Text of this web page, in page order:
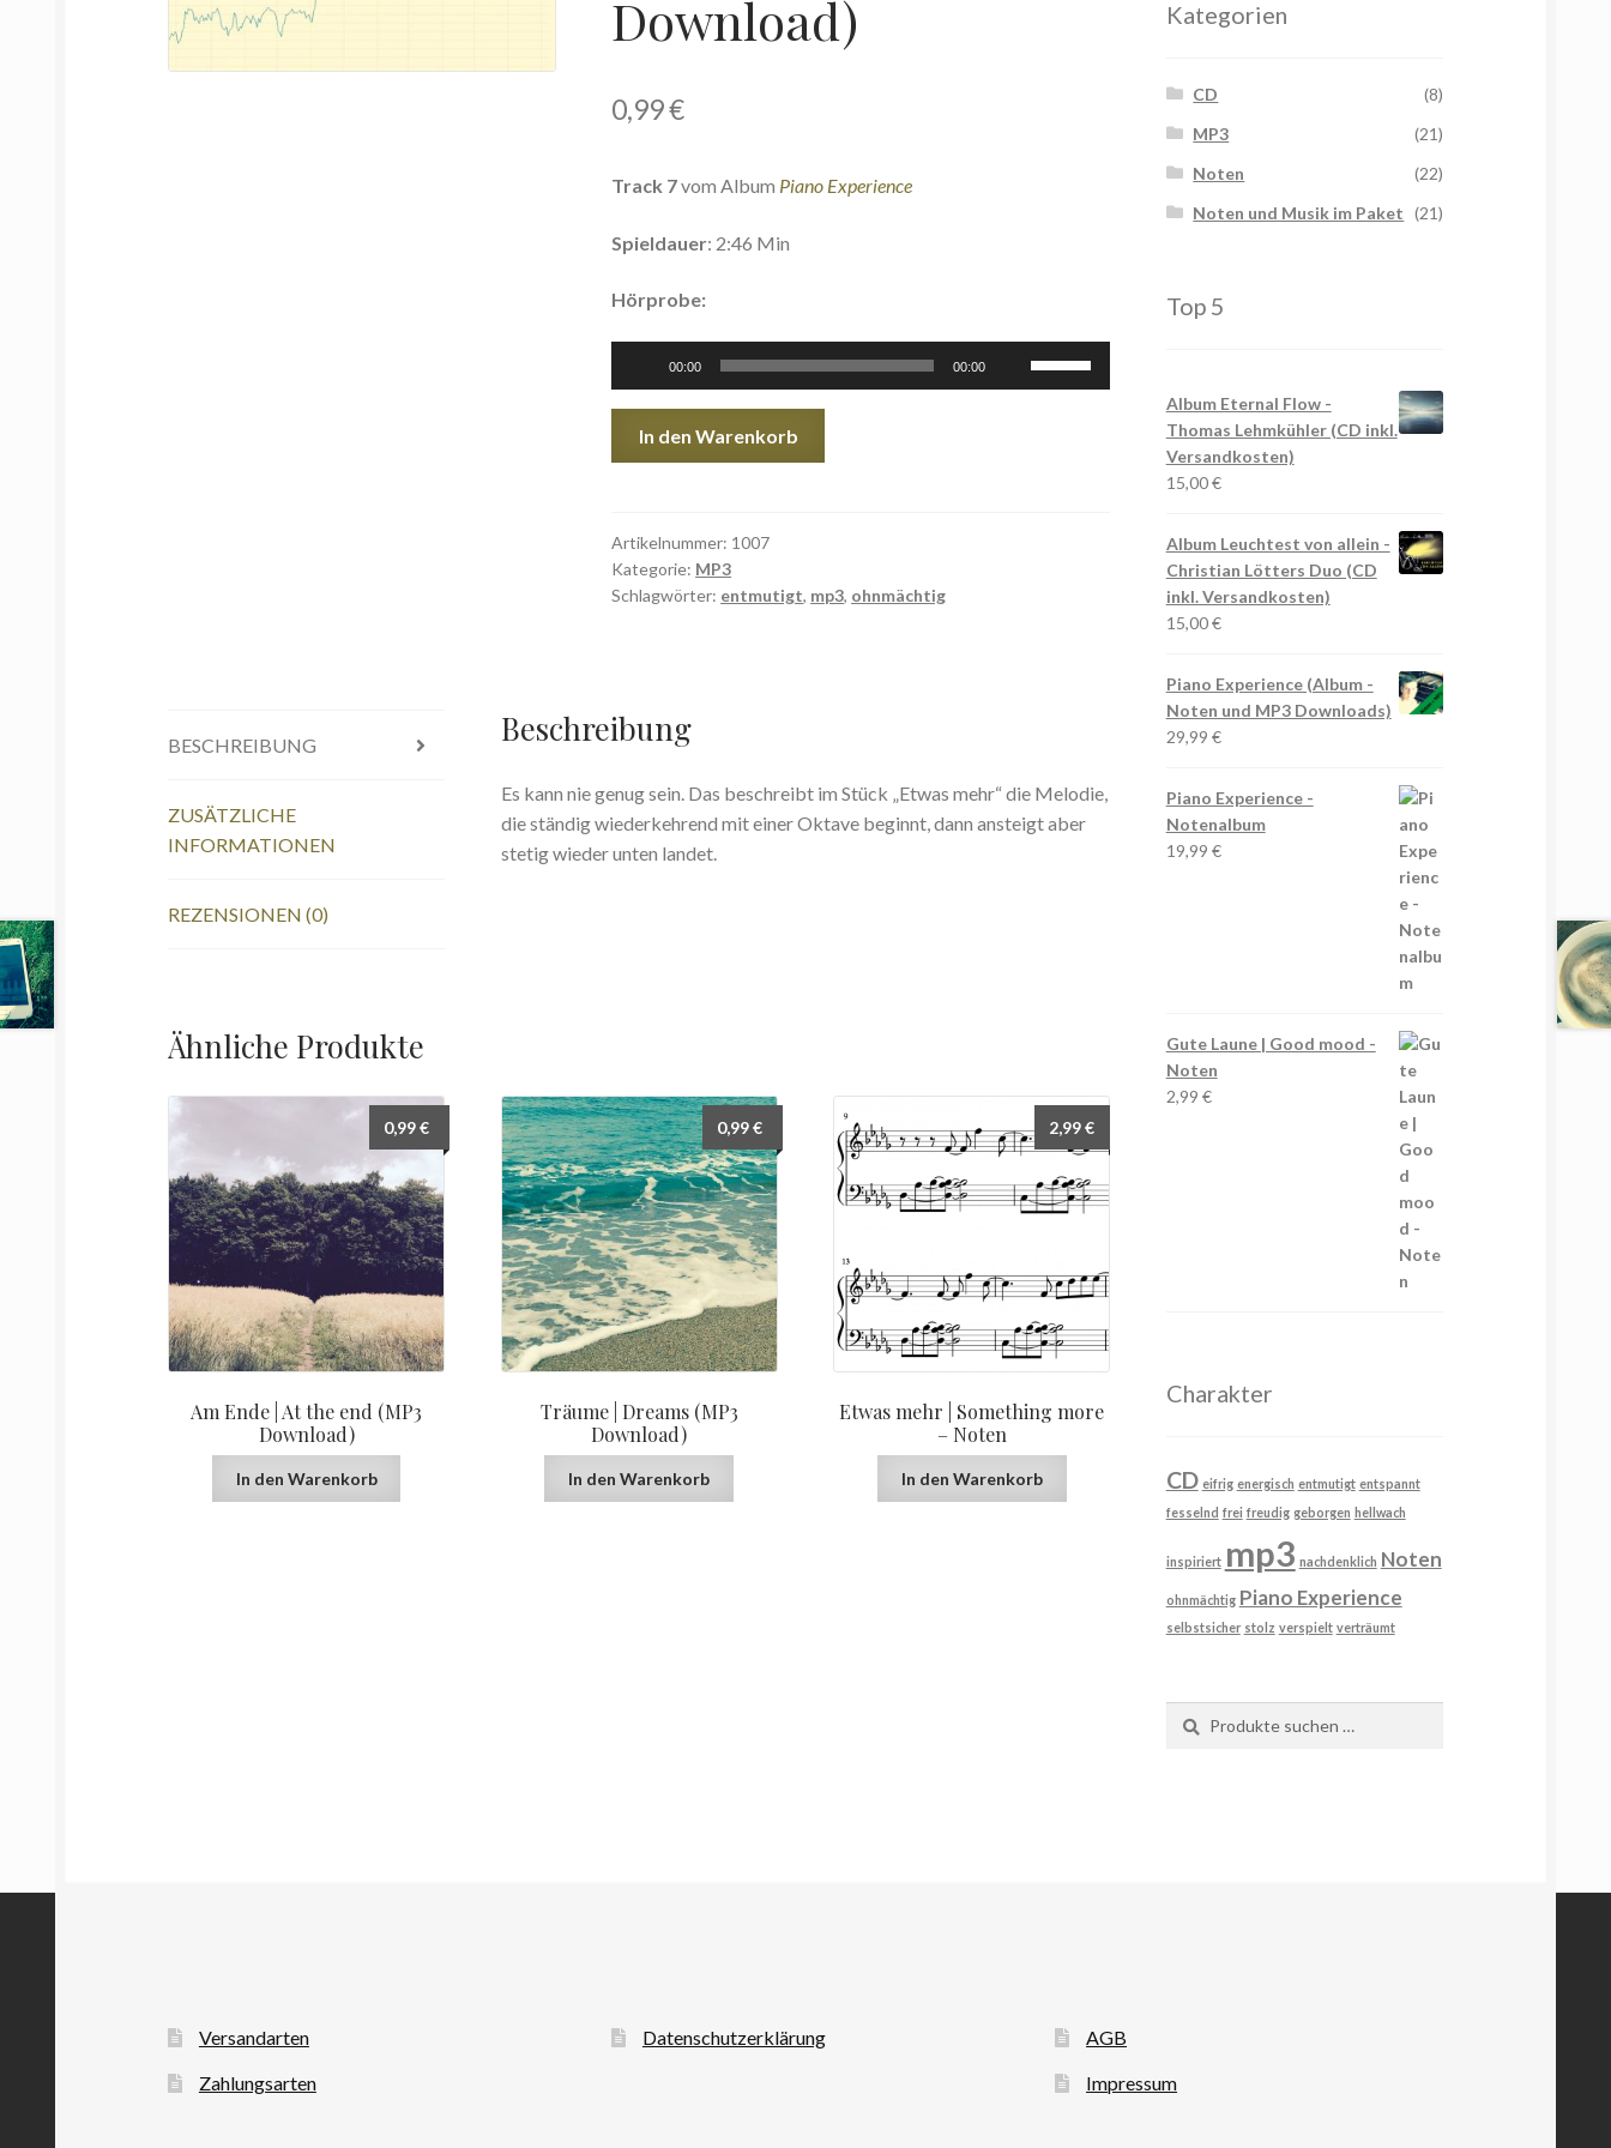
Download)
0,99€
Track 7vom Album Piano Experience
Spieldauer: 2:46 Min
Hörprobe:
Player
00:00 00:00
Hoch/Runter
more
(MP3
Download)
In den Warenkorb
Artikelnummer: 1007
Kategorie: MP3
Schlagwörter: entmutigt, mp3, ohnmächtig
BESCHREIBUNG
ZUSÄTZLICHE
INFORMATIONEN
REZENSIONEN (0)
Beschreibung
Es kann nie genug sein. Das beschreibt im Stück „Etwas mehr“ die Melodie,
die ständig wiederkehrend mit einer Oktave beginnt, dann ansteigt aber
stetig wieder unten landet.
Ähnliche Produkte
Am Ende | At the end (MP3
Download)
0,99€
In den Warenkorb
Träume | Dreams (MP3
Download)
0,99€
In den Warenkorb
Etwas mehr | Something more
– Noten
2,99€
In den Warenkorb
Kategorien
CD
(8)
MP3
(21)
Noten
(22)
Noten und Musik im Paket (21)
Top 5
Album Eternal Flow -
Thomas Lehmkühler (CD inkl.
Versandkosten)
15,00€
Album Leuchtest von allein -
Christian Lötters Duo (CD
inkl. Versandkosten)
15,00€
Piano Experience (Album -
Noten und MP3 Downloads)
29,99 €
Piano Experience -
Notenalbum
19,99 €
Gute Laune | Good mood -
Noten
2,99 €
Charakter
CD eifrig energisch entmutigt entspannt
fesselnd frei freudig geborgen hellwach
inspiriert mp3 nachdenklich Noten
ohnmächtig Piano Experience
selbstsicher stolz verspielt verträumt
nach:
Versandarten
Zahlungsarten
Datenschutzerklärung
AGB
Impressum